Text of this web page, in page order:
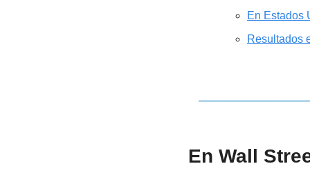
En Estados
Resultados
En Wall